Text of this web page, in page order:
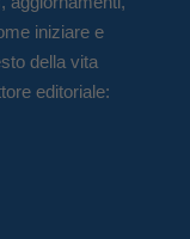
iniziare e
della vita
editoriale: